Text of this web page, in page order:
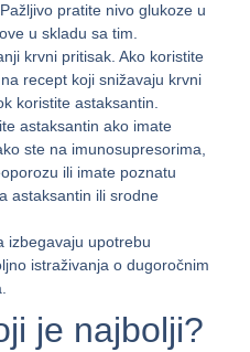
pratite nivo glukoze u
u skladu sa tim.
krvni pritisak. Ako koristite
recept koji snižavaju krvni
koristite astaksantin.
astaksantin ako imate
ste na imunosupresorima,
ili imate poznatu
astaksantin ili srodne
izbegavaju upotrebu
istraživanja o dugoročnim
je najbolji?